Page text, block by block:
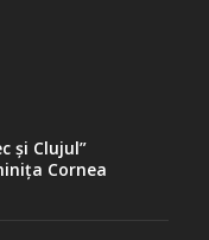
și Clujul”
Cornea